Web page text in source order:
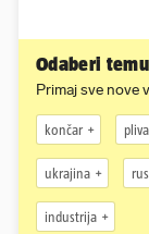
Odaberi
Primaj sve nove
končar pliva
ukrajina
industrija